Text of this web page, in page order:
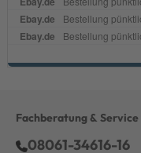
Fachberatung & Service
08061-34616-16